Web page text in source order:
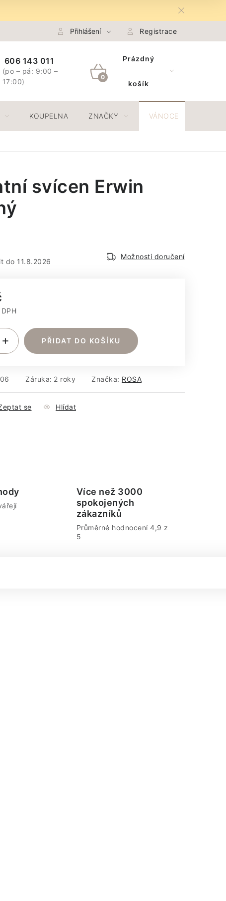
Osobních údajů GDPR Spojte se s námi
Přihlášení Registrace
606 143 011
(po – pá: 9:00 –
17:00)
NÁKUPNÍ
Prázdný
košík
KOUPELNA ZNAČKY VÁNOCE
svícen Erwin
11.8.2026
Možnosti doručení
PŘIDAT DO KOŠÍKU
Záruka: 2 roky Značka: ROSA
se Hlídat
Více než 3000
spokojených
zákazníků
Průměrné hodnocení 4,9 z
5